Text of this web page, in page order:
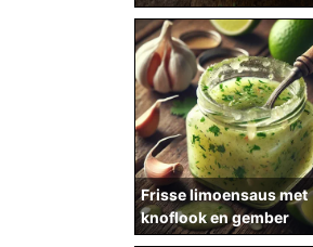
Frisse limoensaus met
knoflook en gember